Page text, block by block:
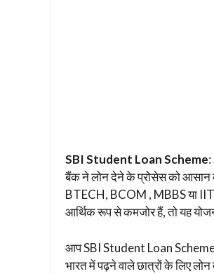
SBI Student Loan Scheme
बैंक ने लोन देने के प्रोसेस को आसान
BTECH, BCOM , MBBS या
आर्थिक रूप से कमजोर हैं, तो यह
आप SBI Student Loan
भारत में पढ़ने वाले छात्रों के लिए